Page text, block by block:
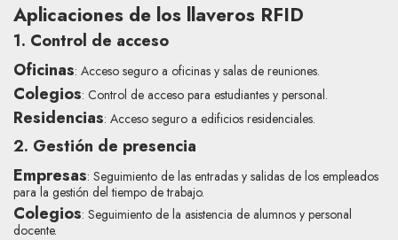
Aplicaciones de los llaveros RFID
1. Control de acceso
Oficinas: Acceso seguro a oficinas y salas de reuniones.
Colegios: Control de acceso para estudiantes y personal.
Residencias: Acceso seguro a edificios residenciales.
2. Gestión de presencia
Empresas: Seguimiento de las entradas y salidas de los empleados
para la gestión del tiempo de trabajo.
Colegios: Seguimiento de la asistencia de alumnos y personal
docente.